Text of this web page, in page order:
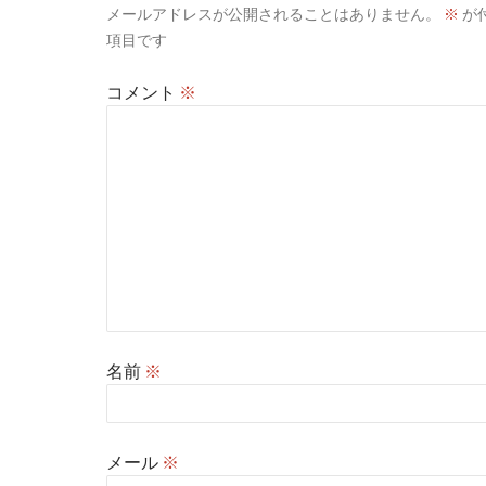
メールアドレスが公開されることはありません。 ※ が
項目です
コメント ※
名前 ※
メール ※